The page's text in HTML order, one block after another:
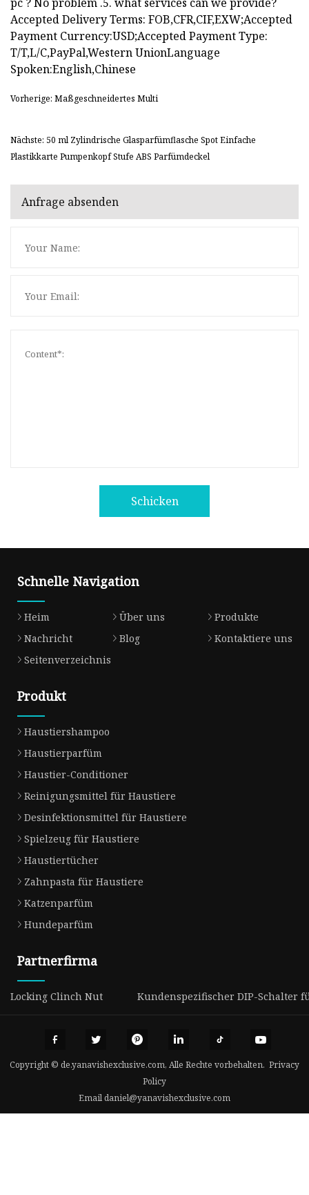
pc ? No problem .5. what services can we provide?
Accepted Delivery Terms: FOB,CFR,CIF,EXW;Accepted
Payment Currency:USD;Accepted Payment Type:
T/T,L/C,PayPal,Western UnionLanguage
Spoken:English,Chinese
Vorherige: Maßgeschneidertes Multi
Nächste: 50 ml Zylindrische Glasparfümflasche Spot Einfache
Plastikkarte Pumpenkopf Stufe ABS Parfümdeckel
Anfrage absenden
Schicken
Schnelle Navigation
Heim Über uns
Produkte
Nachricht
Blog
Kontaktiere uns
Seitenverzeichnis
Produkt
Haustiershampoo
Haustierparfüm
Haustier-Conditioner
Reinigungsmittel für Haustiere
Desinfektionsmittel für Haustiere
Spielzeug für Haustiere
Haustiertücher
Zahnpasta für Haustiere
Katzenparfüm
Hundeparfüm
Partnerfirma
Locking Clinch Nut Kundenspezifischer DIP-Schalter
Copyright © de.yanavishexclusive.com, Alle Rechte vorbehalten. Privacy
Policy
Emaildaniel@yanavishexclusive.com